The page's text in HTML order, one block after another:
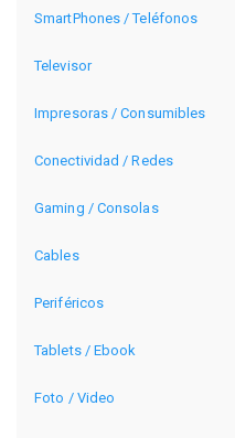
SmartPhones / Teléfonos
Televisor
Impresoras / Consumibles
Conectividad / Redes
Gaming / Consolas
Cables
Periféricos
Tablets / Ebook
Foto / Video